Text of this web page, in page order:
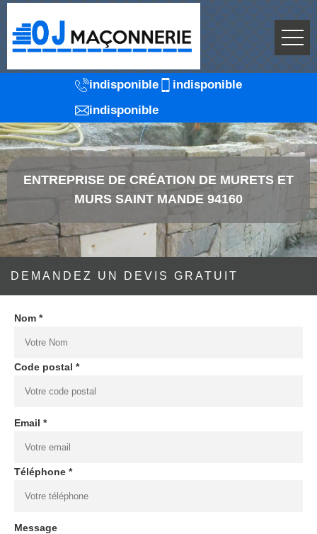
indisponible
indisponible
indisponible
ENTREPRISE DE CRÉATION DE MURETS ET
MURS SAINT MANDE 94160
DEMANDEZ UN DEVIS GRATUIT
Nom *
Code postal *
Email *
Téléphone *
Message